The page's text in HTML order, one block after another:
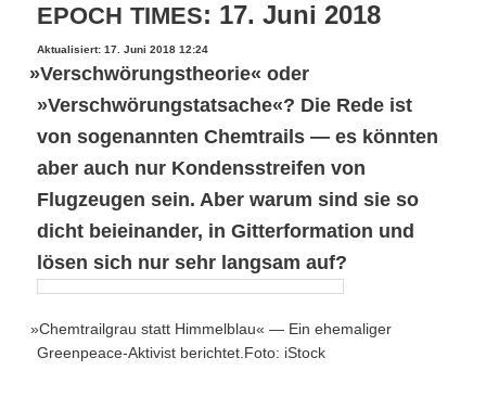
EPOCH TIMES: 17. Juni 2018
Aktualisiert: 17. Juni 2018 12:24
»Verschwörungstheorie« oder
»Verschwörungstatsache«? Die Rede ist
von sogenannten Chemtrails — es könnten
aber auch nur Kondensstreifen von
Flugzeugen sein. Aber warum sind sie so
dicht beieinander, in Gitterformation und
lösen sich nur sehr langsam auf?
»Chemtrailgrau statt Himmelblau« — Ein ehemaliger
Greenpeace-Aktivist berichtet.Foto: iStock